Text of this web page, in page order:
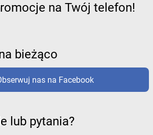
na Twój telefon!
bieżąco
nas na Facebook
lub pytania?